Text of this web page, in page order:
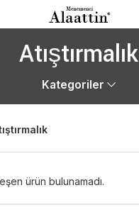
Atıştırmalık
Kategoriler
ürün bulunamadı.